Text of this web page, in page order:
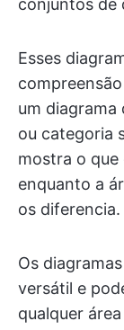
conjuntos de
Esses
um diagrama
ou categoria
mostra o que
enquanto a
os diferencia.
Os
versátil e
qualquer